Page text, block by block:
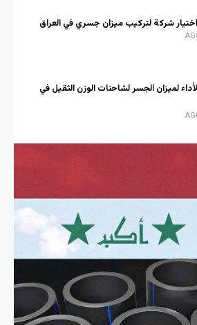
شركة لتركيب ميزان جسري في العراق
لميزان الجسر لشاحنات الوزن الثقيل في